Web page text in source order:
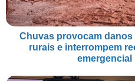
Chuvas provocam danos
rurais e interrompem
emergencial